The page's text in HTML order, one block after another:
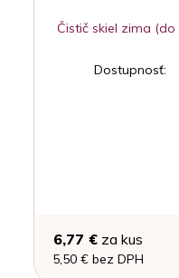
Čistič skiel zima (do
Dostupnosť:
6,77 €za kus
5,50 € bez DPH